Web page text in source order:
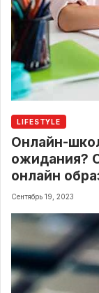
LIFESTYLE
Онлайн-
ожидания?
онлайн
Сентябрь 19, 2023